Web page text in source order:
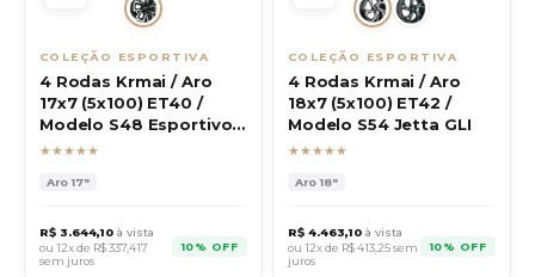
COLEÇÃO ESPORTIVA
4 Rodas Krmai / Aro
17x7 (5x100) ET40 /
Modelo S48 Esportivo
VW
★★★★★
Aro17"
R$ 3.644,10 à vista
ou 12x de R$337,417
sem juros
10% OFF
COLEÇÃO ESPORTIVA
4 Rodas Krmai / Aro
18x7 (5x100) ET42 /
Modelo S54 Jetta GLI
★★★★★
Aro18"
R$ 4.463,10 à vista
ou 12x de R$413,25sem
juros
10% OFF